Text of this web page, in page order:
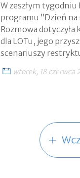
W zeszłym tygodniu
programu ”Dzień na
Rozmowa
dla LOTu, jego
scenariuszy
wtorek, 18 czerwca